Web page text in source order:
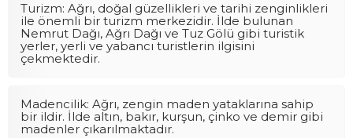
Turizm: Ağrı, doğal güzellikleri ve tarihi zenginlikleri
ile önemli bir turizm merkezidir. İlde bulunan
Nemrut Dağı, Ağrı Dağı ve Tuz Gölü gibi turistik
yerler, yerli ve yabancı turistlerin ilgisini
çekmektedir.
Madencilik: Ağrı, zengin maden yataklarına sahip
bir ildir. İlde altın, bakır, kurşun, çinko ve demir gibi
madenler çıkarılmaktadır.